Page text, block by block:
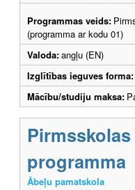
Programmas veids:
(programma ar kodu 01)
Valoda:angļu (EN)
Izglītības ieguves forma:
Mācību/studiju maksa:
programma
Ābeļu pamatskola